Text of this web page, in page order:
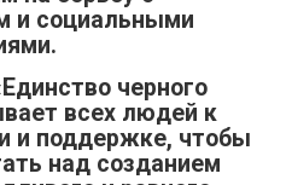
и социальными
черного
всех людей к
и поддержке, чтобы
над созданием